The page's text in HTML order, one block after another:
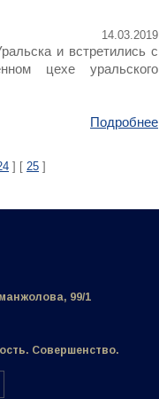
14.03.2019
и встретились с
цехе уральского
Подробнее
] [ 25 ]
99/1
Совершенство.